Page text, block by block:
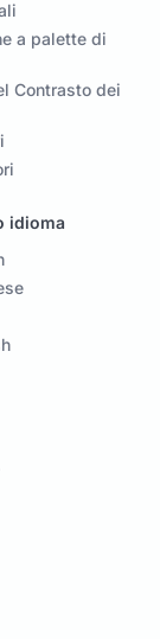
a palette di
Contrasto dei
idioma